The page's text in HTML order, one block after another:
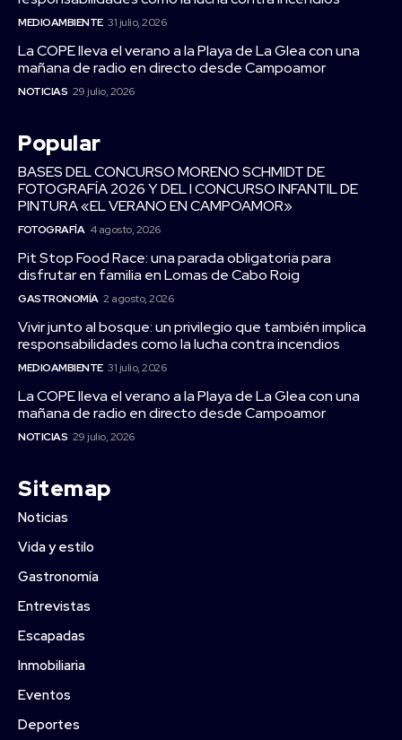
MEDIOAMBIENTE 31 julio, 2026
La COPE lleva el verano a la Playa de La Glea con una
mañana de radio en directo desde Campoamor
NOTICIAS 29 julio, 2026
Popular
BASES DEL CONCURSO MORENO SCHMIDT DE
FOTOGRAFÍA 2026 Y DEL I CONCURSO INFANTIL DE
PINTURA «EL VERANO EN CAMPOAMOR»
FOTOGRAFÍA 4 agosto, 2026
Pit Stop Food Race: una parada obligatoria para
disfrutar en familia en Lomas de Cabo Roig
GASTRONOMÍA 2 agosto, 2026
Vivir junto al bosque: un privilegio que también implica
responsabilidades como la lucha contra incendios
MEDIOAMBIENTE 31 julio, 2026
La COPE lleva el verano a la Playa de La Glea con una
mañana de radio en directo desde Campoamor
NOTICIAS 29 julio, 2026
Sitemap
Noticias
Vida y estilo
Gastronomía
Entrevistas
Escapadas
Inmobiliaria
Eventos
Deportes